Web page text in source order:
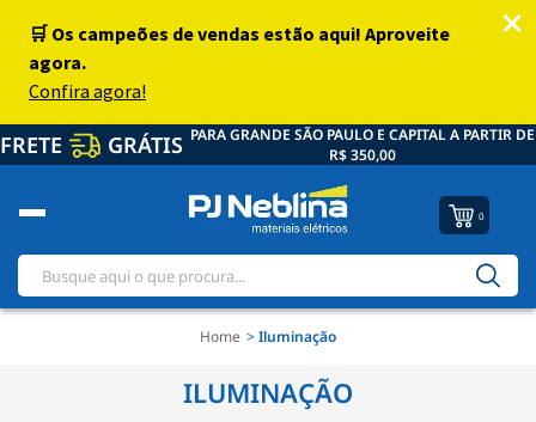
FRETE GRÁTIS PARA GRANDE SÃO PAULO E CAPITAL A PARTIR DE
R$ 350,00
0
Home Iluminação
ILUMINAÇÃO